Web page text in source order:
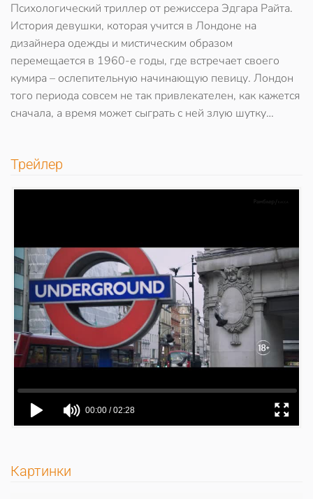
Психологический триллер от режиссера Эдгара Райта.
История девушки, которая учится в Лондоне на
дизайнера одежды и мистическим образом
перемещается в 1960-е годы, где встречает своего
кумира – ослепительную начинающую певицу. Лондон
того периода совсем не так привлекателен, как кажется
сначала, а время может сыграть с ней злую шутку…
Трейлер
Картинки